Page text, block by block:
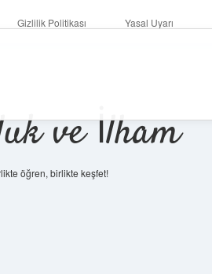
Gizlilik Politikası Yasal Uyarı
ve İlham
öğren, birlikte keşfet!